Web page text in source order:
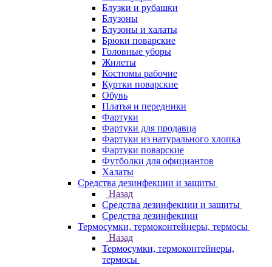
Блузки и рубашки
Блузоны
Блузоны и халаты
Брюки поварские
Головные уборы
Жилеты
Костюмы рабочие
Куртки поварские
Обувь
Платья и передники
Фартуки
Фартуки для продавца
Фартуки из натурального хлопка
Фартуки поварские
Футболки для официантов
Халаты
Средства дезинфекции и защиты
Назад
Средства дезинфекции и защиты
Средства дезинфекции
Термосумки, термоконтейнеры, термосы
Назад
Термосумки, термоконтейнеры,
термосы